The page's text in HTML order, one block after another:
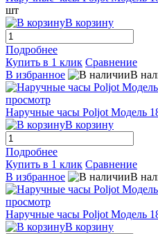
шт
В корзину
Подробнее
Купить в 1 клик Сравнение
В избранное
В
просмотр
Наручные часы Poljot Модель
В корзину
Подробнее
Купить в 1 клик Сравнение
В избранное
В
просмотр
Наручные часы Poljot Модель
В корзину